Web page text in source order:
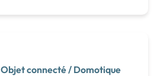
Objet connecté / Domotique